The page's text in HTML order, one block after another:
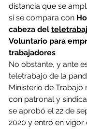
distancia que se
si se compara con
cabeza del
Voluntario para
trabajadores
No obstante, y ante
teletrabajo de la
Ministerio de Trabajo
con patronal y
se aprobó el 22 de
2020 y entró en vigor